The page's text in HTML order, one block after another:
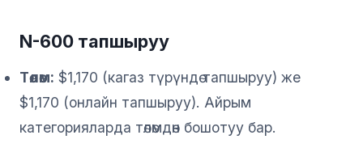
N-600 тапшыруу
Төлөм: $1,170 (кагаз түрүндө тапшыруу) же
$1,170 (онлайн тапшыруу). Айрым
категорияларда төлөмдөн бошотуу бар.